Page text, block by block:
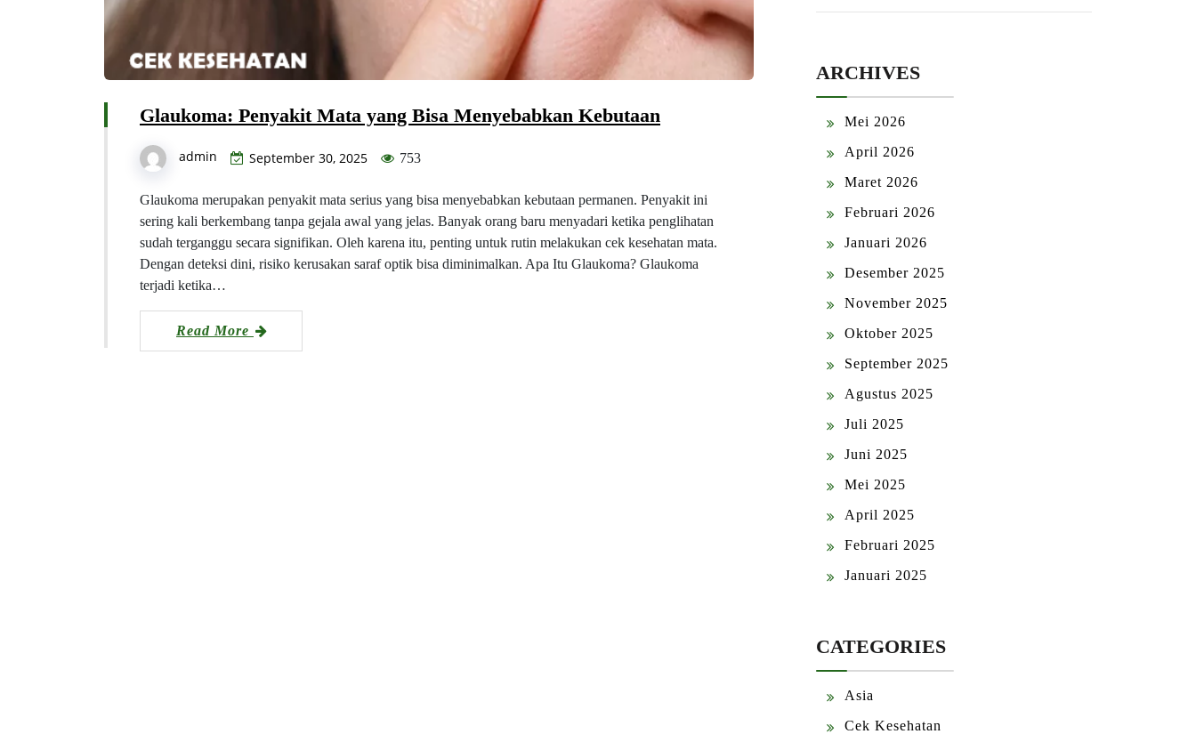
Glaukoma: Penyakit Mata yang Bisa Menyebabkan Kebutaan
admin September 30, 2025 753
Glaukoma merupakan penyakit mata serius yang bisa menyebabkan kebutaan permanen. Penyakit ini
sering kali berkembang tanpa gejala awal yang jelas. Banyak orang baru menyadari ketika penglihatan
sudah terganggu secara signifikan. Oleh karena itu, penting untuk rutin melakukan cek kesehatan mata.
Dengan deteksi dini, risiko kerusakan saraf optik bisa diminimalkan. Apa Itu Glaukoma? Glaukoma
terjadi ketika…
Read More
ARCHIVES
Mei 2026
April 2026
Maret 2026
Februari 2026
Januari 2026
Desember 2025
November 2025
Oktober 2025
September 2025
Agustus 2025
Juli 2025
Juni 2025
Mei 2025
April 2025
Februari 2025
Januari 2025
CATEGORIES
Asia
Cek Kesehatan